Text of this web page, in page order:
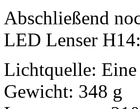
Abschließend
LED Lenser H14:
Lichtquelle:
Gewicht: 348 g